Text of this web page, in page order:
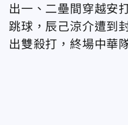
出一、二壘間穿越安
跳球，辰己涼介遭到
出雙殺打，終場中華